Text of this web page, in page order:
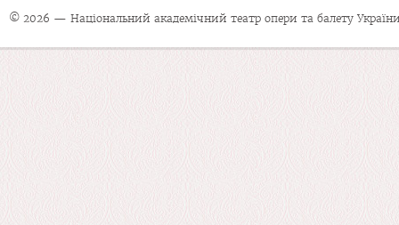
© 2026 — Національний академічний театр опери та балету